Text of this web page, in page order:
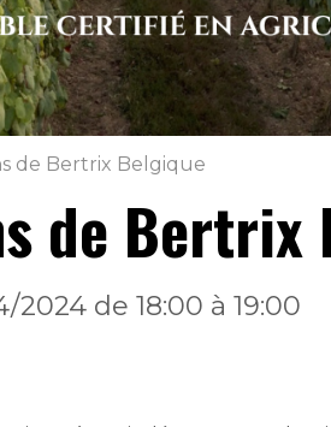
de Bertrix Belgique
de Bertrix
2024 de 18:00 à 19:00